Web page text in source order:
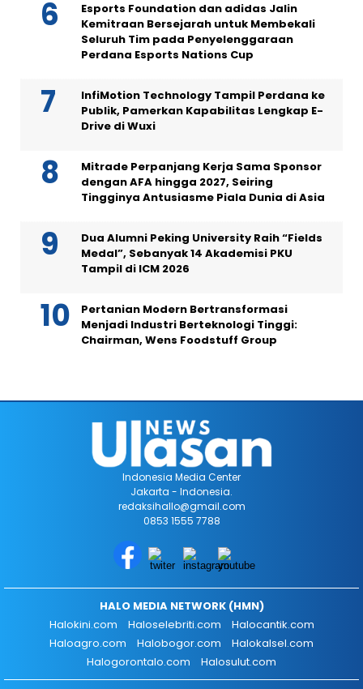
Esports Foundation dan adidas Jalin
Kemitraan Bersejarah untuk Membekali
Seluruh Tim pada Penyelenggaraan
Perdana Esports Nations Cup
InfiMotion Technology Tampil Perdana ke
Publik, Pamerkan Kapabilitas Lengkap E-
Drive di Wuxi
Mitrade Perpanjang Kerja Sama Sponsor
dengan AFA hingga 2027, Seiring
Tingginya Antusiasme Piala Dunia di Asia
Dua Alumni Peking University Raih “Fields
Medal”, Sebanyak 14 Akademisi PKU
Tampil di ICM 2026
Pertanian Modern Bertransformasi
Menjadi Industri Berteknologi Tinggi:
Chairman, Wens Foodstuff Group
Indonesia Media Center
Jakarta - Indonesia.
redaksihallo@gmail.com
0853 1555 7788
HALO MEDIA NETWORK (HMN)
Halokini.com
Haloselebriti.com
Halocantik.com
Haloagro.com
Halobogor.com
Halokalsel.com
Halogorontalo.com
Halosulut.com